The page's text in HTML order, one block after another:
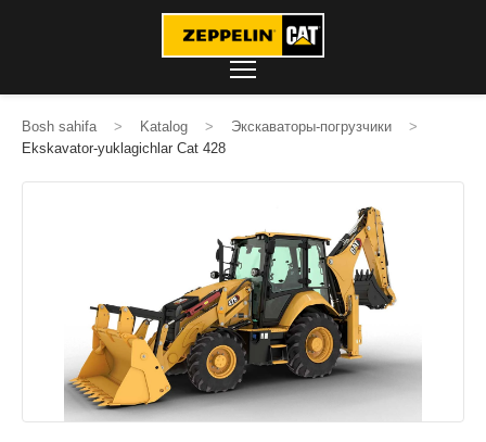
Bosh sahifa > Katalog > Экскаваторы-погрузчики
>
Ekskavator-yuklagichlar Cat 428